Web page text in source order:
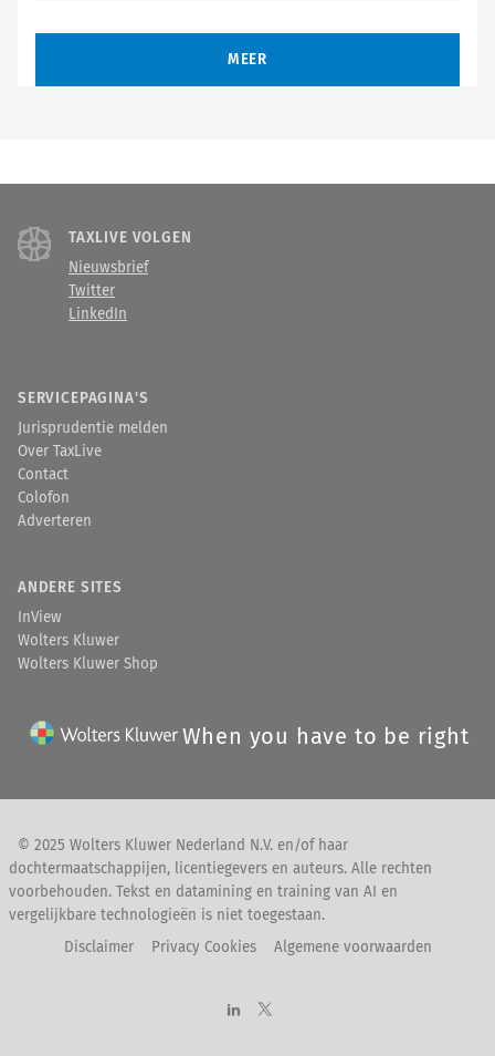
MEER
TAXLIVE VOLGEN
Nieuwsbrief
Twitter
LinkedIn
SERVICEPAGINA'S
Jurisprudentie melden
Over TaxLive
Contact
Colofon
Adverteren
ANDERE SITES
InView
Wolters Kluwer
Wolters Kluwer Shop
When you have to be right
© 2025 Wolters Kluwer Nederland N.V. en/of haar
dochtermaatschappijen, licentiegevers en auteurs. Alle rechten
voorbehouden. Tekst en datamining en training van AI en
vergelijkbare technologieën is niet toegestaan.
Disclaimer
Privacy Cookies Algemene voorwaarden